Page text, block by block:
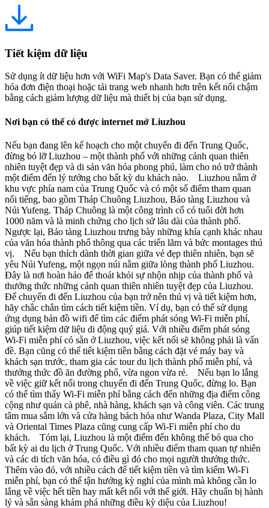
Tiết kiệm dữ liệu
Sử dụng ít dữ liệu hơn với WiFi Map's Data Saver. Bạn có thể giảm
hóa đơn điện thoại hoặc tải trang web nhanh hơn trên kết nối chậm
bằng cách giảm lượng dữ liệu mà thiết bị của bạn sử dụng.
Nơi bạn có thể có được internet mở Liuzhou
Nếu bạn đang lên kế hoạch cho một chuyến đi đến Trung Quốc,
đừng bỏ lỡ Liuzhou – một thành phố với những cảnh quan thiên
nhiên tuyệt đẹp và di sản văn hóa phong phú, làm cho nó trở thành
một điểm đến lý tưởng cho bất kỳ du khách nào. Liuzhou nằm ở
khu vực phía nam của Trung Quốc và có một số điểm tham quan
nổi tiếng, bao gồm Tháp Chuông Liuzhou, Bảo tàng Liuzhou và
Núi Yufeng. Tháp Chuông là một công trình cổ có tuổi đời hơn
1000 năm và là minh chứng cho lịch sử lâu dài của thành phố.
Ngược lại, Bảo tàng Liuzhou trưng bày những khía cạnh khác nhau
của văn hóa thành phố thông qua các triển lãm và bức montages thú
vị. Nếu bạn thích dành thời gian giữa vẻ đẹp thiên nhiên, bạn sẽ
yêu Núi Yufeng, một ngọn núi nằm giữa lòng thành phố Liuzhou.
Đây là nơi hoàn hảo để thoát khỏi sự nhộn nhịp của thành phố và
thưởng thức những cảnh quan thiên nhiên tuyệt đẹp của Liuzhou.
Để chuyến đi đến Liuzhou của bạn trở nên thú vị và tiết kiệm hơn,
hãy chắc chắn tìm cách tiết kiệm tiền. Ví dụ, bạn có thể sử dụng
ứng dụng bản đồ wifi để tìm các điểm phát sóng Wi-Fi miễn phí,
giúp tiết kiệm dữ liệu di động quý giá. Với nhiều điểm phát sóng
Wi-Fi miễn phí có sẵn ở Liuzhou, việc kết nối sẽ không phải là vấn
đề. Bạn cũng có thể tiết kiệm tiền bằng cách đặt vé máy bay và
khách sạn trước, tham gia các tour du lịch thành phố miễn phí, và
thưởng thức đồ ăn đường phố, vừa ngon vừa rẻ. Nếu bạn lo lắng
về việc giữ kết nối trong chuyến đi đến Trung Quốc, đừng lo. Bạn
có thể tìm thấy Wi-Fi miễn phí bằng cách đến những địa điểm công
cộng như quán cà phê, nhà hàng, khách sạn và công viên. Các trung
tâm mua sắm lớn và cửa hàng bách hóa như Wanda Plaza, City Mall
và Oriental Times Plaza cũng cung cấp Wi-Fi miễn phí cho du
khách. Tóm lại, Liuzhou là một điểm đến không thể bỏ qua cho
bất kỳ ai du lịch ở Trung Quốc. Với nhiều điểm tham quan tự nhiên
và các di tích văn hóa, có điều gì đó cho mọi người thưởng thức.
Thêm vào đó, với nhiều cách để tiết kiệm tiền và tìm kiếm Wi-Fi
miễn phí, bạn có thể tận hưởng kỳ nghỉ của mình mà không cần lo
lắng về việc hết tiền hay mất kết nối với thế giới. Hãy chuẩn bị hành
lý và sẵn sàng khám phá những điều kỳ diệu của Liuzhou!